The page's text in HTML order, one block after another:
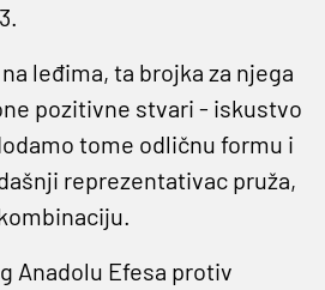
leđima, ta brojka za njega
pozitivne stvari - iskustvo
tome odličnu formu i
reprezentativac pruža,
Anadolu Efesa protiv